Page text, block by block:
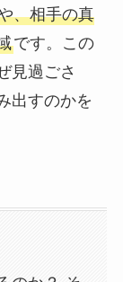
、相手の真
です。この
見過ごさ
出すのかを